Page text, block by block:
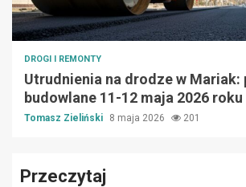
DROGI I REMONTY
Utrudnienia na drodze w Mariak:
budowlane 11-12 maja 2026 roku
Tomasz Zieliński 8 maja 2026 201
Przeczytaj